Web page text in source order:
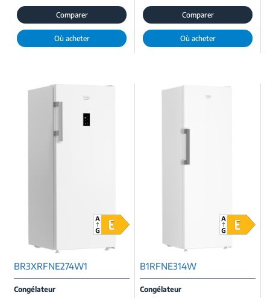
Comparer
Où acheter
Comparer
Où acheter
BR3XRFNE274W1
Congélateur
B1RFNE314W
Congélateur